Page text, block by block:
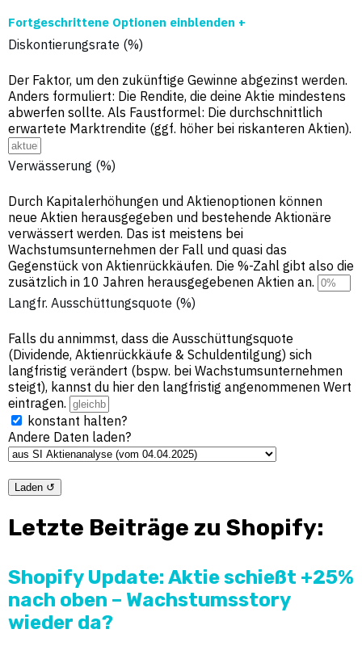
Fortgeschrittene Optionen einblenden +
Diskontierungsrate (%)
Der Faktor, um den zukünftige Gewinne abgezinst werden.
Anders formuliert: Die Rendite, die deine Aktie mindestens
abwerfen sollte. Als Faustformel: Die durchschnittlich
erwartete Marktrendite (ggf. höher bei riskanteren Aktien).
Verwässerung (%)
Durch Kapitalerhöhungen und Aktienoptionen können
neue Aktien herausgegeben und bestehende Aktionäre
verwässert werden. Das ist meistens bei
Wachstumsunternehmen der Fall und quasi das
Gegenstück von Aktienrückkäufen. Die %-Zahl gibt also die
zusätzlich in 10 Jahren herausgegebenen Aktien an.
Langfr. Ausschüttungsquote (%)
Falls du annimmst, dass die Ausschüttungsquote
(Dividende, Aktienrückkäufe & Schuldentilgung) sich
langfristig verändert (bspw. bei Wachstumsunternehmen
steigt), kannst du hier den langfristig angenommenen Wert
eintragen.
konstant halten?
Andere Daten laden?
Letzte Beiträge zu Shopify:
Shopify Update: Aktie schießt +25%
nach oben – Wachstumsstory
wieder da?